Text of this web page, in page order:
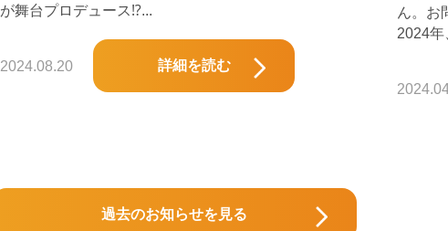
が舞台プロデュース⁉...
2024.08.20 詳細を読む
ん。お
2024年
過去のお知らせを見る